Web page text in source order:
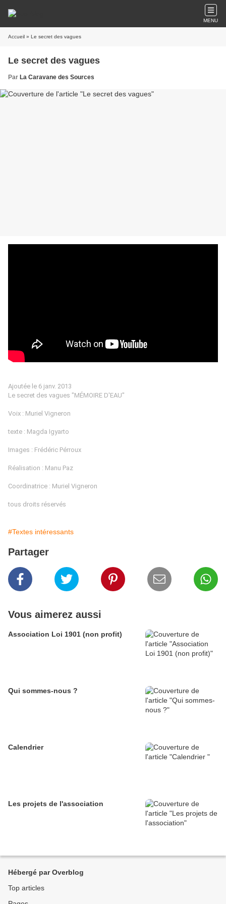
MENU
Accueil » Le secret des vagues
Le secret des vagues
Par La Caravane des Sources
Ajoutée le 6 janv. 2013
Le secret des vagues "MÉMOIRE D'EAU"
Voix : Muriel Vigneron
texte : Magda Igyarto
Images : Frédéric Pérroux
Réalisation : Manu Paz
Coordinatrice : Muriel Vigneron
tous droits réservés
#Textes intéressants
Partager
Vous aimerez aussi
Association Loi 1901 (non profit)
Qui sommes-nous ?
Calendrier
Les projets de l'association
Hébergé par Overblog
Top articles